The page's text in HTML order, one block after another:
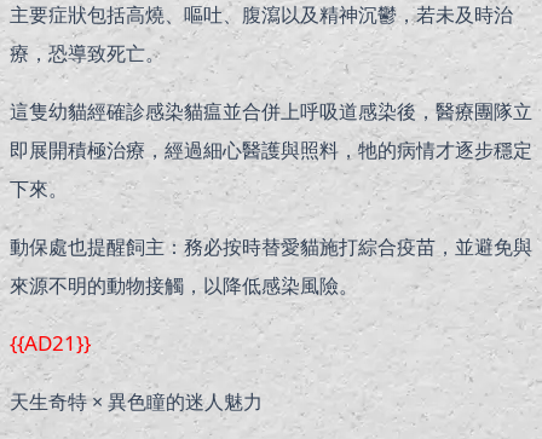
主要症狀包括高燒、嘔吐、腹瀉以及精神沉鬱，若未及時治
療，恐導致死亡。
這隻幼貓經確診感染貓瘟並合併上呼吸道感染後，醫療團隊立
即展開積極治療，經過細心醫護與照料，牠的病情才逐步穩定
下來。
動保處也提醒飼主：務必按時替愛貓施打綜合疫苗，並避免與
來源不明的動物接觸，以降低感染風險。
{{AD21}}
天生奇特 × 異色瞳的迷人魅力